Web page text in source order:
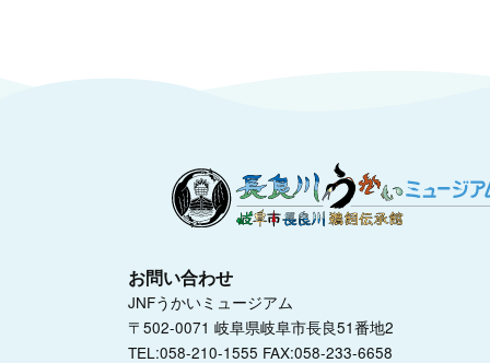
お問い合わせ
JNFうかいミュージアム
〒502-0071 岐阜県岐阜市長良51番地2
TEL:058-210-1555 FAX:058-233-6658